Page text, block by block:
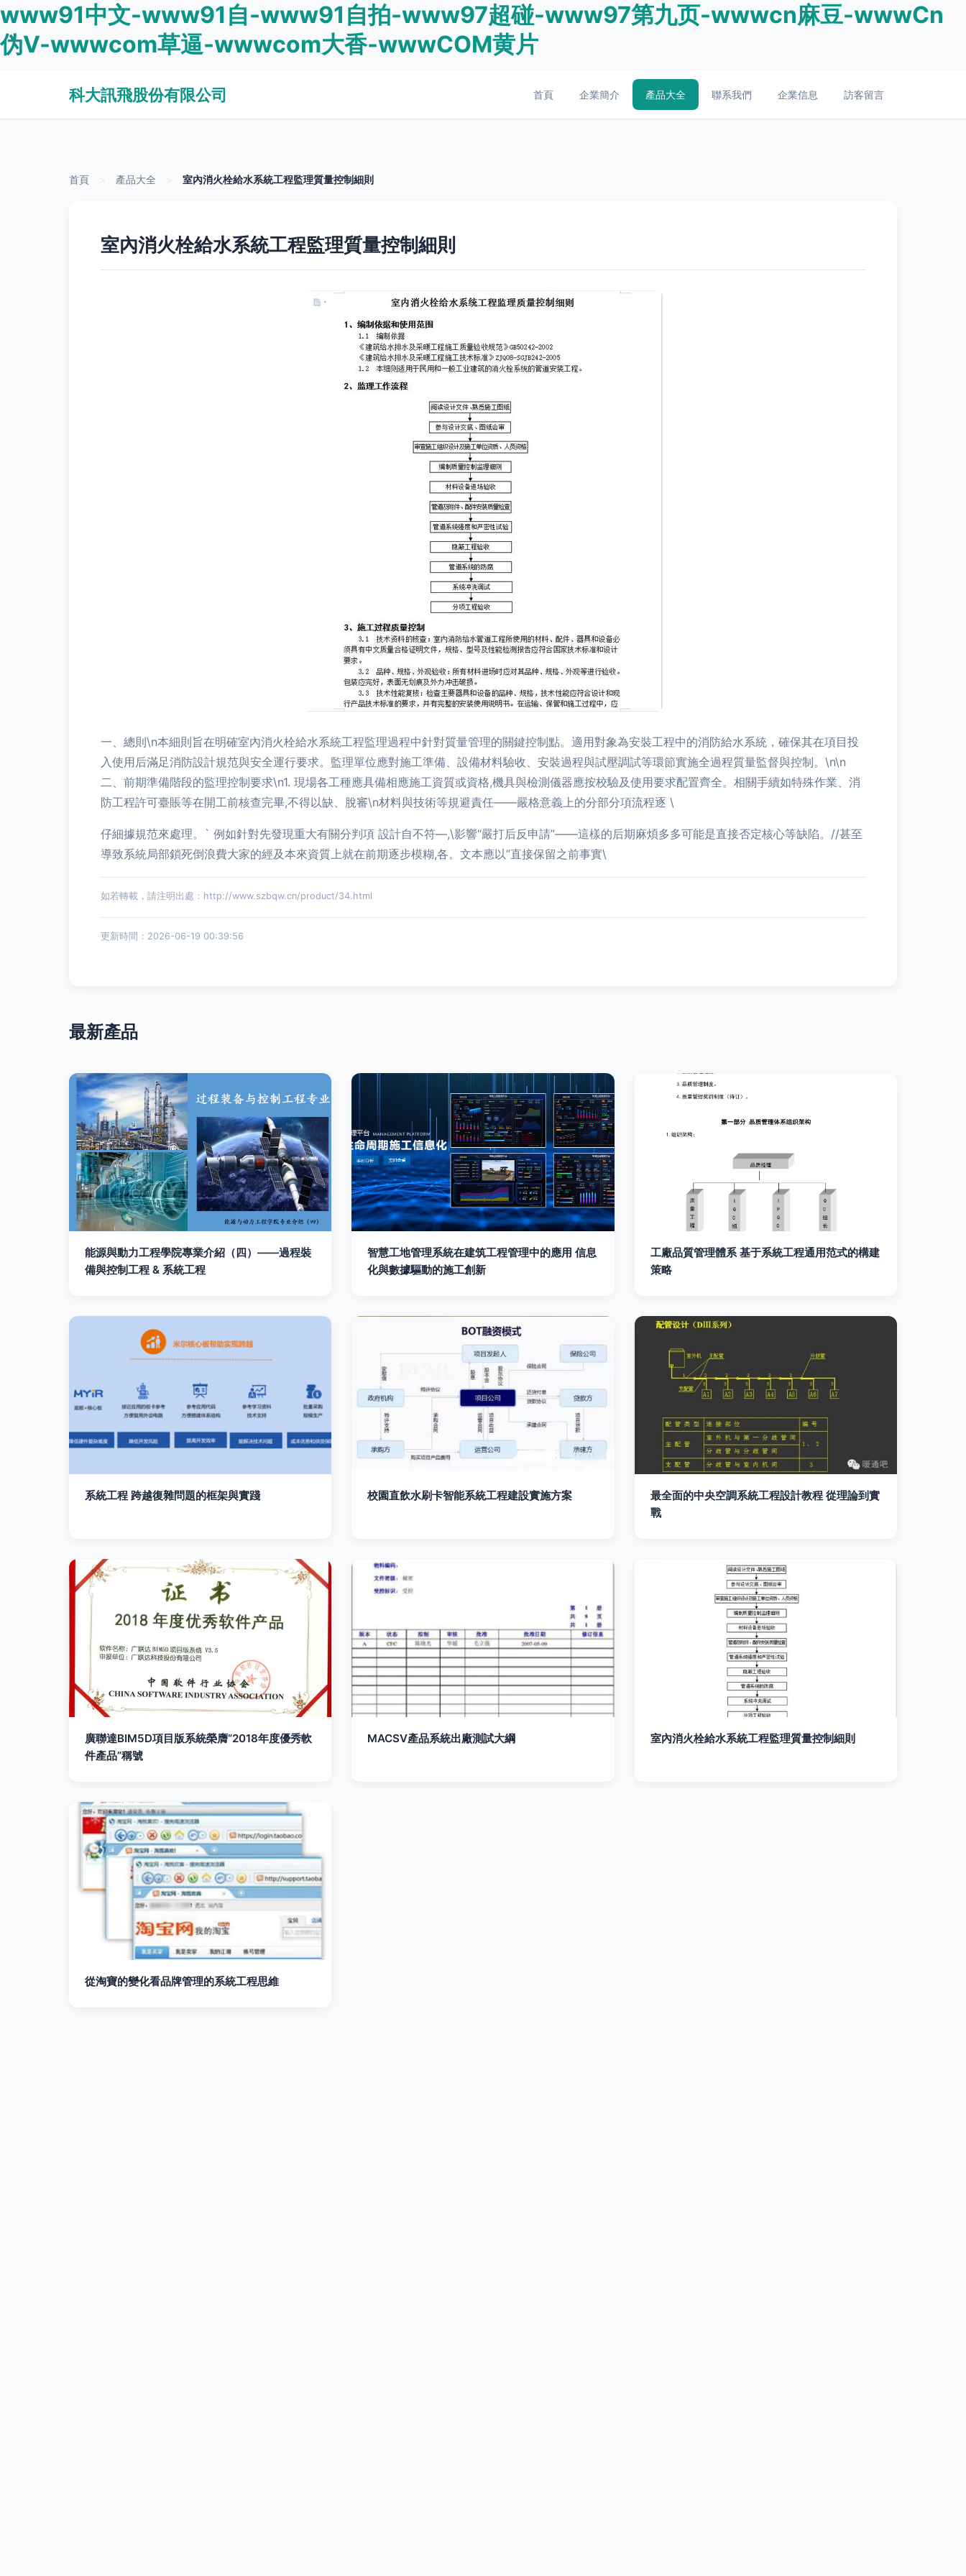
www91中文-www91自-www91自拍-www97超碰-www97第九页-wwwcn麻豆-wwwCn
伪V-wwwcom草逼-wwwcom大香-wwwCOM黄片
科大訊飛股份有限公司 首頁 企業簡介 產品大全 聯系我們 企業信息 訪客留言
首頁 產品大全 室內消火栓給水系統工程監理質量控制細則
室內消火栓給水系統工程監理質量控制細則
一、總則\n本細則旨在明確室內消火栓給水系統工程監理過程中針對質量管理的關鍵控制點。適用對象為安裝工程中的消防給水系統，確保其在項目投
入使用后滿足消防設計規范與安全運行要求。監理單位應對施工準備、設備材料驗收、安裝過程與試壓調試等環節實施全過程質量監督與控制。\n\n
二、前期準備階段的監理控制要求\n1. 現場各工種應具備相應施工資質或資格,機具與檢測儀器應按校驗及使用要求配置齊全。相關手續如特殊作業、消
防工程許可臺賬等在開工前核查完畢,不得以缺、脫審\n材料與技術等規避責任——嚴格意義上的分部分項流程逐 \
仔細據規范來處理。` 例如針對先發現重大有關分判項 設計自不符—,\影響“嚴打后反申請”——這樣的后期麻煩多多可能是直接否定核心等缺陷。//甚至
導致系統局部鎖死倒浪費大家的經及本來資質上就在前期逐步模糊,各。文本應以”直接保留之前事實\
如若轉載，請注明出處：http://www.szbqw.cn/product/34.html
更新時間：2026-06-19 00:39:56
最新產品
能源與動力工程學院專業介紹（四）——過程裝
備與控制工程 & 系統工程
智慧工地管理系統在建筑工程管理中的應用 信息
化與數據驅動的施工創新
工廠品質管理體系 基于系統工程通用范式的構建
策略
系統工程 跨越復雜問題的框架與實踐 校園直飲水刷卡智能系統工程建設實施方案
最全面的中央空調系統工程設計教程 從理論到實
戰
廣聯達BIM5D項目版系統榮膺“2018年度優秀軟
件產品”稱號
MACSV產品系統出廠測試大綱 室內消火栓給水系統工程監理質量控制細則
從淘寶的變化看品牌管理的系統工程思維